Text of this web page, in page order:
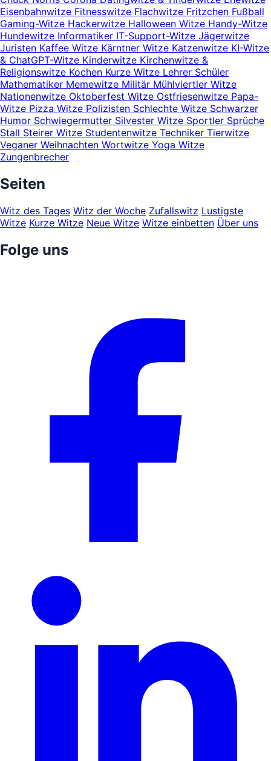
Eisenbahnwitze Fitnesswitze Flachwitze Fritzchen Fußball
Gaming-Witze Hackerwitze Halloween Witze Handy-Witze
Hundewitze Informatiker IT-Support-Witze Jägerwitze
Juristen Kaffee Witze Kärntner Witze Katzenwitze KI-Witze
& ChatGPT-Witze Kinderwitze Kirchenwitze &
Religionswitze Kochen Kurze Witze Lehrer Schüler
Mathematiker Memewitze Militär Mühlviertler Witze
Nationenwitze Oktoberfest Witze Ostfriesenwitze Papa-
Witze Pizza Witze Polizisten Schlechte Witze Schwarzer
Humor Schwiegermutter Silvester Witze Sportler Sprüche
Stall Steirer Witze Studentenwitze Techniker Tierwitze
Veganer Weihnachten Wortwitze Yoga Witze
Zungenbrecher
Seiten
Witz des Tages Witz der Woche Zufallswitz Lustigste
Witze Kurze Witze Neue Witze Witze einbetten Über uns
Folge uns